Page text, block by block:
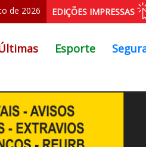
de 2026 EDIÇÕES IMPRESSAS
Esporte